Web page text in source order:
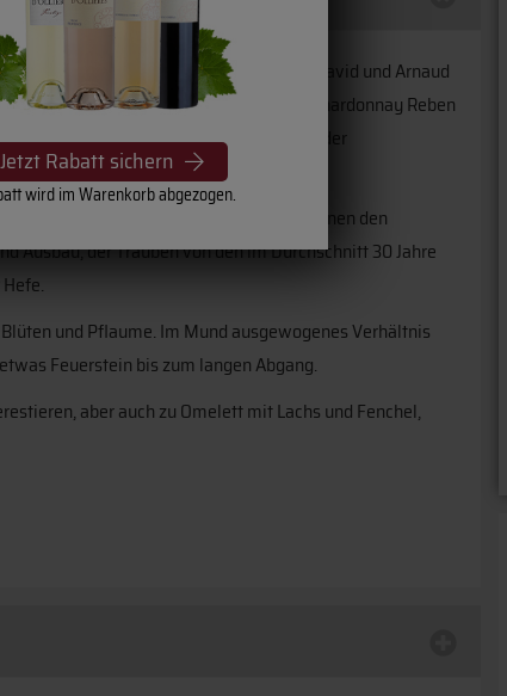
Jetzt Rabatt sichern
wird im Warenkorb abgezogen.
und wird heute von den Brüdern David und Arnaud
angewachsenen Weinberge – mit Chardonnay Reben
de Chatel und Beine. Bei der Auswahl der
ist. Die Böden verleihen den Chablis-Weinen den
Ausbau, der Trauben von den im Durchschnitt 30 Jahre
und Pflaume. Im Mund ausgewogenes Verhältnis
Feuerstein bis zum langen Abgang.
aber auch zu Omelett mit Lachs und Fenchel,